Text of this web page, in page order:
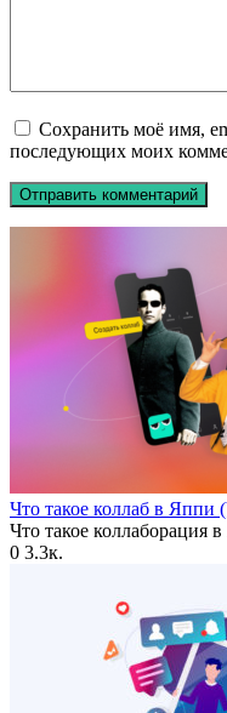
Сохранить моё имя,
последующих моих
Что такое коллаб в Яппи
Что такое коллаборация
0 3.3к.